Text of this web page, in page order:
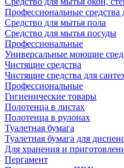
Профессиональные средства
Средство для мытья пола
Средство для мытья посуды
Профессиональные
Универсальные моющие
Чистящие средства
Чистящие средства для
Профессиональные
Гигиенические товары
Полотенца в листах
Полотенца в рулонах
Туалетная бумага
Туалетная бумага для
Для хранения и
Пергамент